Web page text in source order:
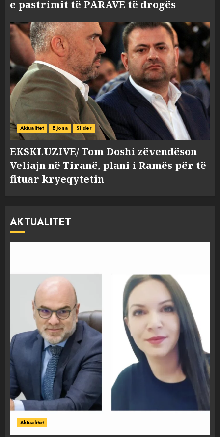
e pastrimit të PARAVE të drogës
Aktualitet E jona Slider
EKSKLUZIVE/ Tom Doshi zëvendëson
Veliajn në Tiranë, plani i Ramës për të
fituar kryeqytetin
AKTUALITET
Aktualitet